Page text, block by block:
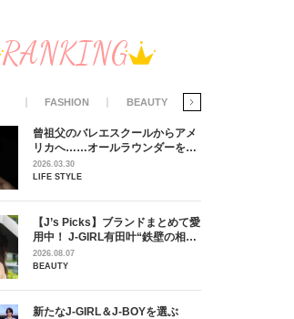
RANKING
FASHION BEAUTY
曾祖父のバレエスクールからアメ
リカへ……オールラウンダーを目
指すダンサーは踊ることが好きす
ぎる【王子様の推しドコロ】
2026.03.30
LIFE STYLE
【J’s Picks】ブランドまとめて愛
用中！ J-GIRL有田叶“鉄壁の相
棒”〈ビューティ＆ファッション
夏の必需品〉
2026.08.07
BEAUTY
新たなJ-GIRL＆J-BOYを選ぶ